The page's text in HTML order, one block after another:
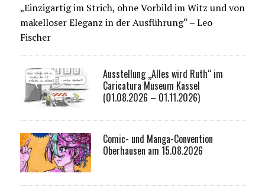
„Einzigartig im Strich, ohne Vorbild im Witz und von
makelloser Eleganz in der Ausführung“ – Leo
Fischer
Ausstellung „Alles wird Ruth“ im
Caricatura Museum Kassel
(01.08.2026 – 01.11.2026)
Comic- und Manga-Convention
Oberhausen am 15.08.2026